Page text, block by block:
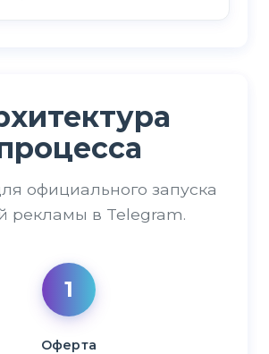
официального запуска
рекламы в Telegram.
1
Оферта